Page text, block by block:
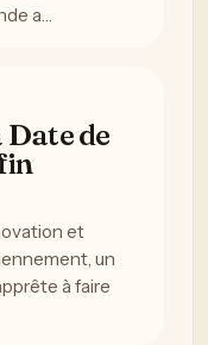
a…
Date de
et
un
à faire